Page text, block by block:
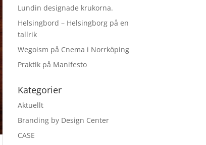
Lundin designade krukorna.
Helsingbord – Helsingborg på en
tallrik
Wegoism på Cnema i Norrköping
Praktik på Manifesto
Kategorier
Aktuellt
Branding by Design Center
CASE